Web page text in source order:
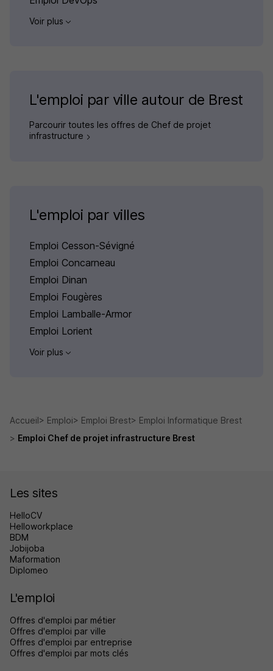
Voir plus
L'emploi par ville autour de Brest
Parcourir toutes les offres de Chef de projet
infrastructure
L'emploi par villes
Emploi Cesson-Sévigné
Emploi Concarneau
Emploi Dinan
Emploi Fougères
Emploi Lamballe-Armor
Emploi Lorient
Voir plus
Accueil Emploi Emploi Brest
Emploi Informatique Brest
Emploi Chef de projet infrastructure Brest
Les sites
HelloCV
Helloworkplace
BDM
Jobijoba
Maformation
Diplomeo
L'emploi
Offres d'emploi par métier
Offres d'emploi par ville
Offres d'emploi par entreprise
Offres d'emploi par mots clés